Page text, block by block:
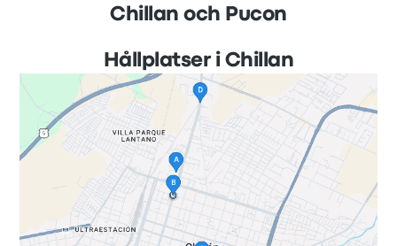
Chillan och Pucon
Hållplatser i Chillan